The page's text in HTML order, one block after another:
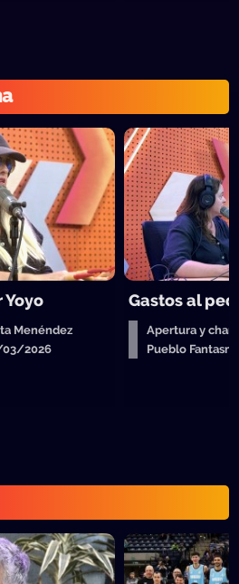
Yoyo
Menéndez
03/2026
Gastos al
Apertura y
Pueblo